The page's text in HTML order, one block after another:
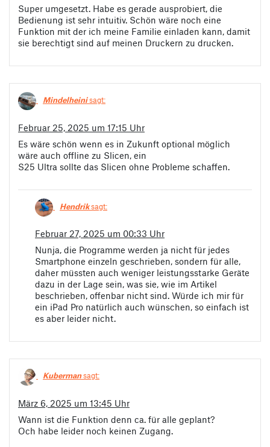
Super umgesetzt. Habe es gerade ausprobiert, die
Bedienung ist sehr intuitiv. Schön wäre noch eine
Funktion mit der ich meine Familie einladen kann, damit
sie berechtigt sind auf meinen Druckern zu drucken.
Mindelheinisagt:
Februar 25, 2025 um 17:15 Uhr
Es wäre schön wenn es in Zukunft optional möglich
wäre auch offline zu Slicen, ein
S25 Ultra sollte das Slicen ohne Probleme schaffen.
Hendriksagt:
Februar 27, 2025 um 00:33 Uhr
Nunja, die Programme werden ja nicht für jedes
Smartphone einzeln geschrieben, sondern für alle,
daher müssten auch weniger leistungsstarke Geräte
dazu in der Lage sein, was sie, wie im Artikel
beschrieben, offenbar nicht sind. Würde ich mir für
ein iPad Pro natürlich auch wünschen, so einfach ist
es aber leider nicht.
Kubermansagt:
März 6, 2025 um 13:45 Uhr
Wann ist die Funktion denn ca. für alle geplant?
Och habe leider noch keinen Zugang.